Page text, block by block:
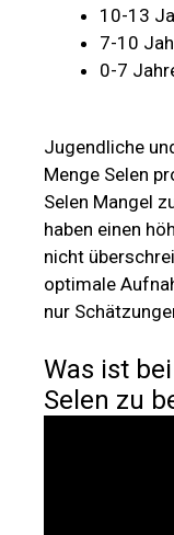
10-13
7-10
0-7
Jugendliche
Menge Selen
Selen Mangel
haben einen
nicht
optimale
nur
Was ist
Selen zu